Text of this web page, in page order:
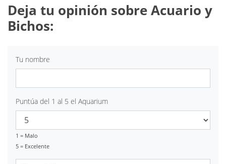
Deja tu opinión sobre Acuario y
Bichos:
Tu nombre
Puntúa del 1 al 5 el Aquarium
1 = Malo
5 = Excelente